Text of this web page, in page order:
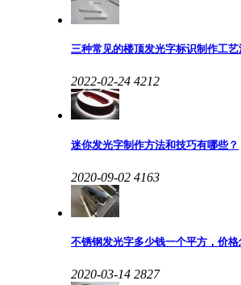
三种常见的楼顶发光字标识制作工
2022-02-24 4212
迷你发光字制作方法和技巧有哪些？
2020-09-02 4163
不锈钢发光字多少钱一个平方，价格
2020-03-14 2827